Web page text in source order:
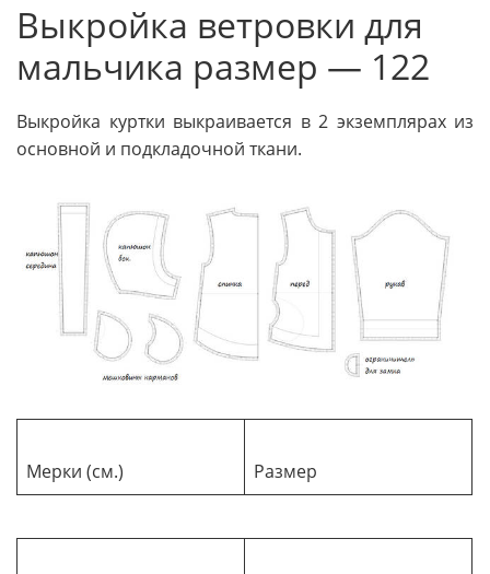
Выкройка ветровки для
мальчика размер — 122
Выкройка куртки выкраивается в 2 экземплярах из
основной и подкладочной ткани.
Мерки (см.) Размер